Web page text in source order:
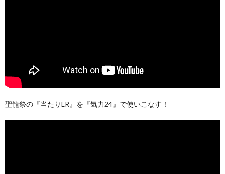
聖龍祭の『当たりLR』を『気力24』で使いこなす！